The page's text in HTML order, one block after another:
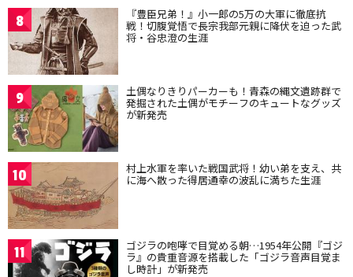
8 『豊臣兄弟！』小一郎の5万の大軍に徹底抗
戦！切腹覚悟で長宗我部元親に降伏を迫った武
将・谷忠澄の生涯
9 土偶なりきりパーカーも！青森の縄文遺跡群で
発掘された土偶がモチーフのキュートなグッズ
が新発売
10 村上水軍を率いた戦国武将！幼い弟を支え、共
に海へ散った得居通幸の波乱に満ちた生涯
11 ゴジラの咆哮で目覚める朝…1954年公開『ゴジ
ラ』の貴重音源を搭載した「ゴジラ音声目覚ま
し時計」が新発売